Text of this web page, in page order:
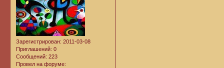
Зарегистрирован: 2011-03-08
Приглашений: 0
Сообщений: 223
Провел на форуме: